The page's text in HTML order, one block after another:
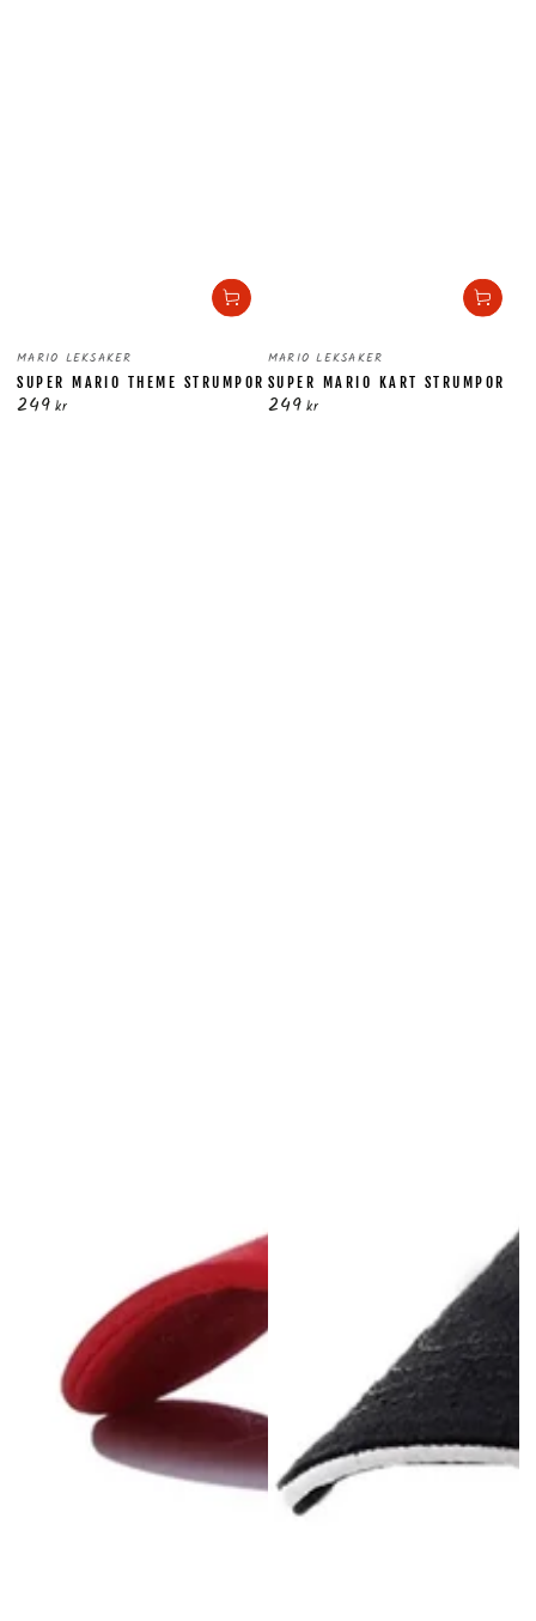
Säljare:
MARIO LEKSAKER
SUPER MARIO THEME STRUMPOR
Ordinarie
249 kr
Säljare:
MARIO LEKSAKER
SUPER MARIO KART STRUMPOR
Ordinarie
249 kr